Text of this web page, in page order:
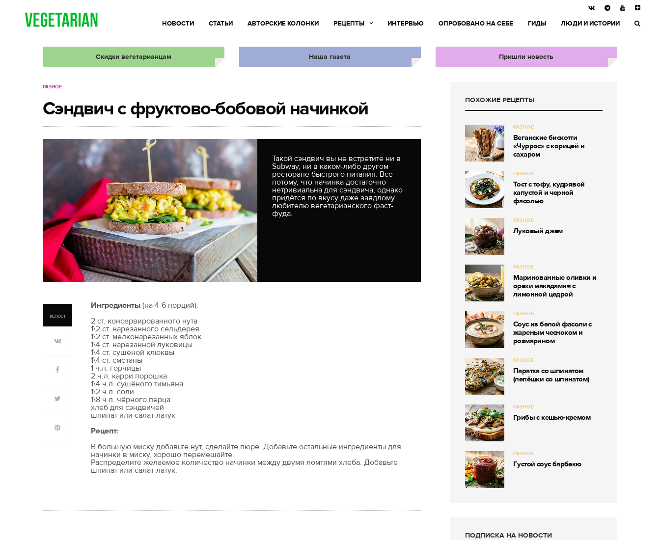
НОВОСТИ СТАТЬИ АВТОРСКИЕ КОЛОНКИ РЕЦЕПТЫ ИНТЕРВЬЮ ОПРОБОВАНО НА СЕБЕ ГИДЫ ЛЮДИ И ИСТОРИИ
Скидки вегетарианцам Наша газета Пришли новость
РАЗНОЕ
Сэндвич с фруктово-бобовой начинкой
Такой сэндвич вы не встретите ни в
Subway, ни в каком-либо другом
ресторане быстрого питания. Всё
потому, что начинка достаточно
нетривиальна для сэндвича, однако
придётся по вкусу даже заядлому
любителю вегетарианского фаст-
фуда.
РЕПОСТ
Ингредиенты (на 4-6 порций):
2 ст. консервированного нута
1\2 ст. нарезанного сельдерея
1\2 ст. мелконарезанных яблок
1\4 ст. нарезанной луковицы
1\4 ст. сушёной клюквы
1\4 ст. сметаны
1 ч.л. горчицы
2 ч.л. карри порошка
1\4 ч.л. сушёного тимьяна
1\2 ч.л. соли
1\8 ч.л. чёрного перца
хлеб для сэндвичей
шпинат или салат-латук
Рецепт:
В большую миску добавьте нут, сделайте пюре. Добавьте остальные ингредиенты для
начинки в миску, хорошо перемешайте.
Распределите желаемое количество начинки между двумя ломтями хлеба. Добавьте
шпинат или салат-латук.
ПОХОЖИЕ РЕЦЕПТЫ
РАЗНОЕ
Веганские бискотти
«Чуррос» с корицей и
сахаром
РАЗНОЕ
Тост с тофу, кудрявой
капустой и черной
фасолью
РАЗНОЕ
Луковый джем
РАЗНОЕ
Маринованные оливки и
орехи макадамия с
лимонной цедрой
РАЗНОЕ
Соус из белой фасоли с
жареным чесноком и
розмарином
РАЗНОЕ
Паратха со шпинатом
(лепёшки со шпинатом)
РАЗНОЕ
Грибы с кешью-кремом
РАЗНОЕ
Густой соус барбекю
ПОДПИСКА НА НОВОСТИ